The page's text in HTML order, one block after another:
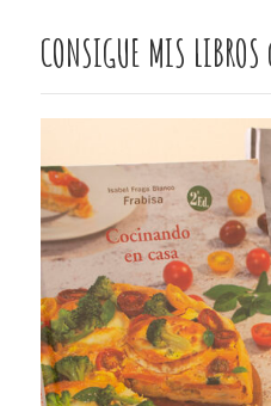
CONSIGUE MIS